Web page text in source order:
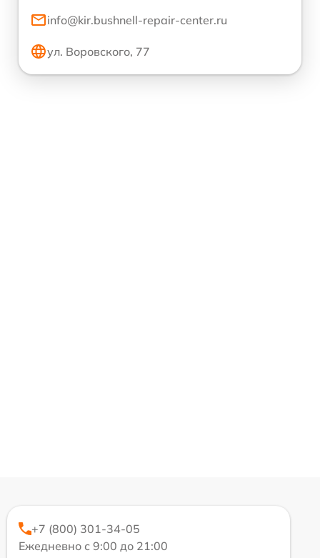
info@kir.bushnell-repair-center.ru
ул. Воровского, 77
+7 (800) 301-34-05
Ежедневно с 9:00 до 21:00